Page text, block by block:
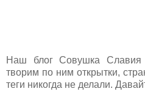
Наш блог Совушка Славия
творим по ним открытки,
теги никогда не делали.